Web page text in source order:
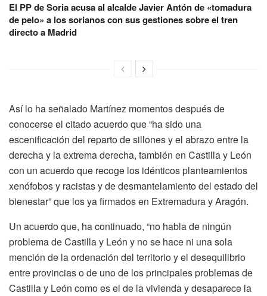
El PP de Soria acusa al alcalde Javier Antón de «tomadura
de pelo» a los sorianos con sus gestiones sobre el tren
directo a Madrid
Así lo ha señalado Martínez momentos después de
conocerse el citado acuerdo que “ha sido una
escenificación del reparto de sillones y el abrazo entre la
derecha y la extrema derecha, también en Castilla y León
con un acuerdo que recoge los idénticos planteamientos
xenófobos y racistas y de desmantelamiento del estado del
bienestar” que los ya firmados en Extremadura y Aragón.
Un acuerdo que, ha continuado, “no habla de ningún
problema de Castilla y León y no se hace ni una sola
mención de la ordenación del territorio y el desequilibrio
entre provincias o de uno de los principales problemas de
Castilla y León como es el de la vivienda y desaparece la